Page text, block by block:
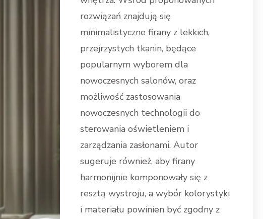
rozwiązań znajdują się
minimalistyczne firany z lekkich,
przejrzystych tkanin, będące
popularnym wyborem dla
nowoczesnych salonów, oraz
możliwość zastosowania
nowoczesnych technologii do
sterowania oświetleniem i
zarządzania zasłonami. Autor
sugeruje również, aby firany
harmonijnie komponowały się z
resztą wystroju, a wybór kolorystyki
i materiału powinien być zgodny z